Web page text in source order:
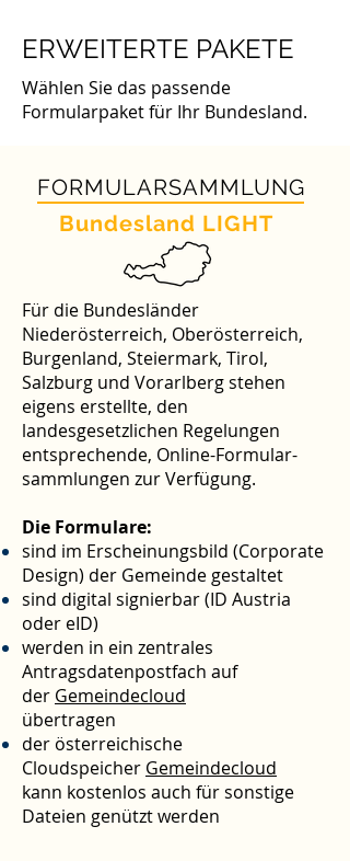
ERWEITERTE PAKETE
Wählen Sie das passende
Formularpaket für Ihr Bundesland.
FORMULARSAMMLUNG
Bundesland LIGHT
Für die Bundesländer
Niederösterreich, Oberösterreich,
Burgenland, Steiermark, Tirol,
Salzburg und Vorarlberg stehen
eigens erstellte, den
landesgesetzlichen Regelungen
entsprechende, Online-Formular-
sammlungen zur Verfügung​.
Die Formulare:
sind im Erscheinungsbild (Corporate
Design) der Gemeinde gestaltet
sind digital signierbar (ID Austria
oder eID)
werden in ein zentrales
Antragsdatenpostfach auf
der Gemeindecloud
übertragen
der österreichische
Cloudspeicher Gemeindecloud
kann kostenlos auch für sonstige
Dateien genützt werden